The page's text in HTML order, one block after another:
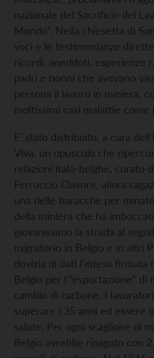
nazionale del Sacrificio del
Mondo”. Nella chiesetta di
voci e le testimonianze
ricordi, aneddoti, esperienze
padri e nonni che avevano
persona il lavoro in miniera,
moltissimi casi malattie come
E' stato distribuito, a cura
Viva, un opuscolo che
relazioni italo-belghe, curato
Ferruccio Clavore, allora
una delle baracche per
della miniera che ha
giovanissimo la strada al
migratorio in Belgio e in altri
dovizia di dati l'intesa firmata
Belgio per l'”esportazione” di
cambio di carbone. I
superare i 35 anni ed essere
salute. Per ogni scaglione di
Belgio avrebbe ripagato con